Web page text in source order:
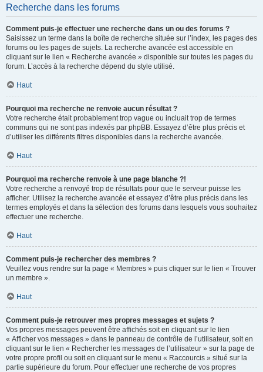
Recherche dans les forums
Comment puis-je effectuer une recherche dans un ou des forums ?
Saisissez un terme dans la boîte de recherche située sur l’index, les pages des
forums ou les pages de sujets. La recherche avancée est accessible en
cliquant sur le lien « Recherche avancée » disponible sur toutes les pages du
forum. L’accès à la recherche dépend du style utilisé.
Haut
Pourquoi ma recherche ne renvoie aucun résultat ?
Votre recherche était probablement trop vague ou incluait trop de termes
communs qui ne sont pas indexés par phpBB. Essayez d’être plus précis et
d’utiliser les différents filtres disponibles dans la recherche avancée.
Haut
Pourquoi ma recherche renvoie à une page blanche ?!
Votre recherche a renvoyé trop de résultats pour que le serveur puisse les
afficher. Utilisez la recherche avancée et essayez d’être plus précis dans les
termes employés et dans la sélection des forums dans lesquels vous souhaitez
effectuer une recherche.
Haut
Comment puis-je rechercher des membres ?
Veuillez vous rendre sur la page « Membres » puis cliquer sur le lien « Trouver
un membre ».
Haut
Comment puis-je retrouver mes propres messages et sujets ?
Vos propres messages peuvent être affichés soit en cliquant sur le lien
« Afficher vos messages » dans le panneau de contrôle de l’utilisateur, soit en
cliquant sur le lien « Rechercher les messages de l’utilisateur » sur la page de
votre propre profil ou soit en cliquant sur le menu « Raccourcis » situé sur la
partie supérieure du forum. Pour effectuer une recherche de vos propres